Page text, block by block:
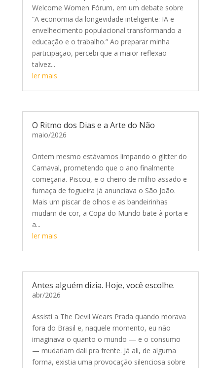
Welcome Women Fórum, em um debate sobre
“A economia da longevidade inteligente: IA e
envelhecimento populacional transformando a
educação e o trabalho.” Ao preparar minha
participação, percebi que a maior reflexão
talvez...
ler mais
O Ritmo dos Dias e a Arte do Não
maio/2026
Ontem mesmo estávamos limpando o glitter do
Carnaval, prometendo que o ano finalmente
começaria. Piscou, e o cheiro de milho assado e
fumaça de fogueira já anunciava o São João.
Mais um piscar de olhos e as bandeirinhas
mudam de cor, a Copa do Mundo bate à porta e
a...
ler mais
Antes alguém dizia. Hoje, você escolhe.
abr/2026
Assisti a The Devil Wears Prada quando morava
fora do Brasil e, naquele momento, eu não
imaginava o quanto o mundo — e o consumo
— mudariam dali pra frente. Já ali, de alguma
forma, existia uma provocação silenciosa sobre